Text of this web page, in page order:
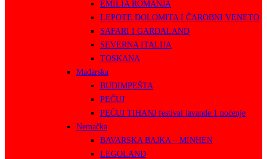
EMILIA ROMANJA
LEPOTE DOLOMITA I ČAROBNI VENETO
SAFARI I GARDALAND
SEVERNA ITALIJA
TOSKANA
Mađarska
BUDIMPEŠTA
PEČUJ
PEČUJ TIHANJ festival lavande 1 noćenje
Nemačka
BAVARSKA BAJKA – MINHEN
LEGOLAND